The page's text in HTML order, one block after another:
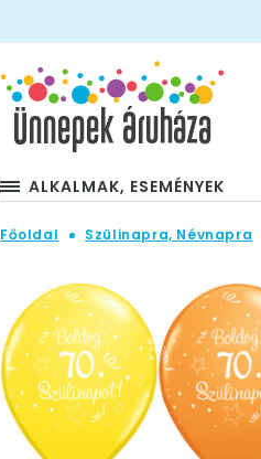
ALKALMAK, ESEMÉNYEK
Főoldal Szülinapra, Névnapra